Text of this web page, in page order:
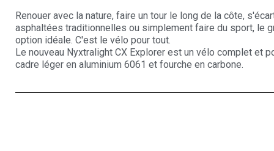
Renouer avec la nature, faire un tour le long de la côte,
asphaltées traditionnelles ou simplement faire du sport, le
option idéale. C'est le vélo pour tout.
Le nouveau Nyxtralight CX Explorer est un vélo complet et
cadre léger en aluminium 6061 et fourche en carbone.